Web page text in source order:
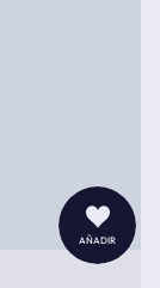
añadir